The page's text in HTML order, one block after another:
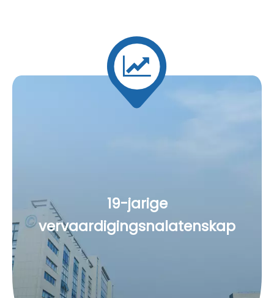
19-jarige
vervaardigingsnalatenskap